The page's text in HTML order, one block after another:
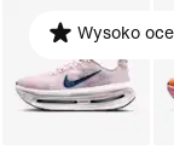
Wysoko